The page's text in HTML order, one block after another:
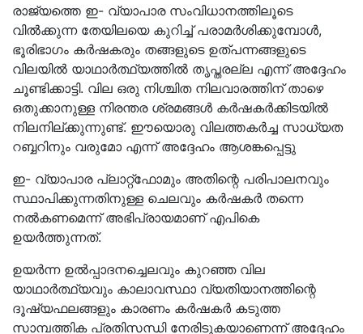
രാജ്യത്തെ ഇ- വ്യാപാര സംവിധാനത്തിലൂടെ
വിൽക്കുന്ന തേയിലയെ കുറിച്ച് പരാമർശിക്കുമ്പോൾ,
ഭൂരിഭാഗം കർഷകരും തങ്ങളുടെ ഉത്പന്നങ്ങളുടെ
വിലയിൽ യാഥാർത്ഥ്യത്തിൽ തൃപ്തരല്ല എന്ന് അദ്ദേഹം
ചൂണ്ടിക്കാട്ടി. വില ഒരു നിശ്ചിത നിലവാരത്തിന് താഴെ
ഒതുക്കാനുള്ള നിരന്തര ശ്രമങ്ങൾ കർഷകർക്കിടയിൽ
നിലനില്ക്കുന്നുണ്ട്. ഈയൊരു വിലത്തകർച്ച സാധ്യത
റബ്ബറിനും വരുമോ എന്ന് അദ്ദേഹം ആശങ്കപ്പെട്ടു
ഇ- വ്യാപാര പ്ലാറ്റ്ഫോമും അതിന്റെ പരിപാലനവും
സ്ഥാപിക്കുന്നതിനുള്ള ചെലവും കർഷകർ തന്നെ
നൽകണമെന്ന് അഭിപ്രായമാണ് എപികെ
ഉയർത്തുന്നത്.
ഉയർന്ന ഉൽപ്പാദനച്ചെലവും കുറഞ്ഞ വില
യാഥാർത്ഥ്യവും കാലാവസ്ഥാ വ്യതിയാനത്തിന്റെ
ദൂഷ്യഫലങ്ങളും കാരണം കർഷകർ കടുത്ത
സാമ്പത്തിക പ്രതിസന്ധി നേരിടുകയാണെന്ന് അദ്ദേഹം